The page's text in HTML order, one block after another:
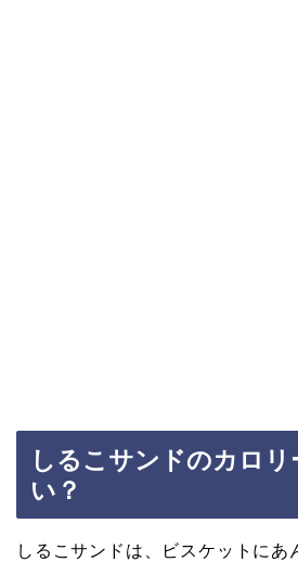
しるこサンドのカロ
い？
しるこサンドは、ビスケットにあ